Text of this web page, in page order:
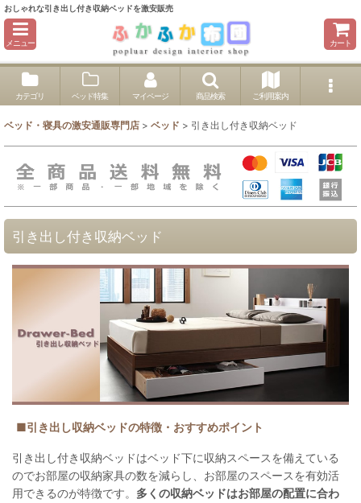
おしゃれな引き出し付き収納ベッドを激安販売
メニュー カート
カテゴリ ベッド特集 マイページ 商品検索 ご利用案内
ベッド・寝具の激安通販専門店 > ベッド > 引き出し付き収納ベッド
引き出し付き収納ベッド
■引き出し収納ベッドの特徴・おすすめポイント
引き出し付き収納ベッドはベッド下に収納スペースを備えている
のでお部屋の収納家具の数を減らし、お部屋のスペースを有効活
用できるのが特徴です。 多くの収納ベッドはお部屋の配置に合わ